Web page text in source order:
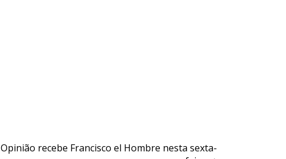
Opinião recebe Francisco el Hombre nesta sexta-